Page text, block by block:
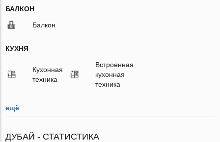
БАЛКОН
Балкон
КУХНЯ
Кухонная
техника
Встроенная
кухонная
техника
ещё
ДУБАЙ - СТАТИСТИКА